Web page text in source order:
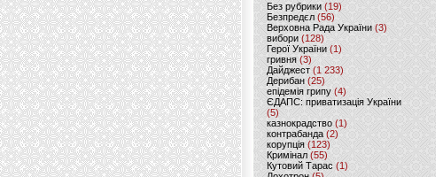
Без рубрики (19)
Безпредєл(56)
Верховна Рада України (3)
вибори(128)
Герої України(1)
гривня (3)
Дайджест (1 233)
Дерибан (25)
епідемія грипу (4)
ЄДАПС: приватизація України
(5)
казнокрадство (1)
контрабанда (2)
корупція (123)
Кримінал (55)
Кутовий Тарас (1)